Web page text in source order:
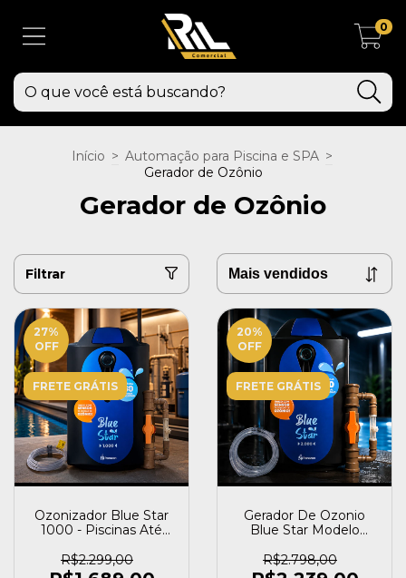
0
Início > Automação para Piscina e SPA >
Gerador de Ozônio
Gerador de Ozônio
Filtrar
27%
OFF
FRETE GRÁTIS
Ozonizador Blue Star
1000 - Piscinas Até
Panozon
R$2.299,00
20%
OFF
FRETE GRÁTIS
Gerador De Ozonio
Blue Star Modelo
R$2.798,00